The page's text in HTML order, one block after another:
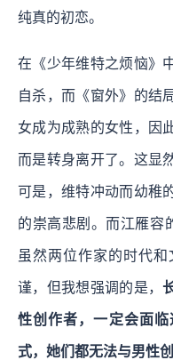
纯真的初恋。
在《少年维特之烦恼》
自杀，而《窗外》的结
女成为成熟的女性，因
而是转身离开了。这显
可是，维特冲动而幼稚
的崇高悲剧。而江雁容
虽然两位作家的时代
谨，但我想强调的是，
性创作者，一定会面
式，她们都无法与男性